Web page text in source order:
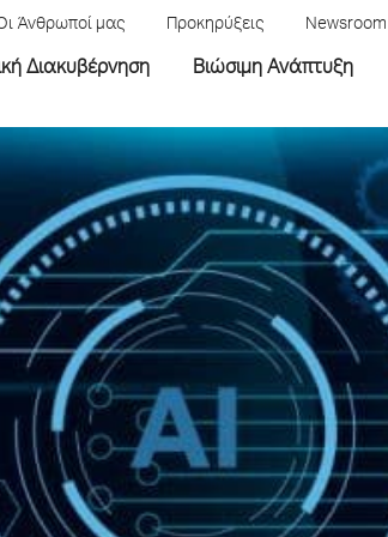
Άνθρωποί μας Προκηρύξεις Newsroom
Διακυβέρνηση Βιώσιμη Ανάπτυξη